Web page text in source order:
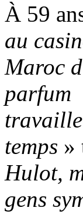
À 59
au
Maroc
parfum
temps »
Hulot,
gens